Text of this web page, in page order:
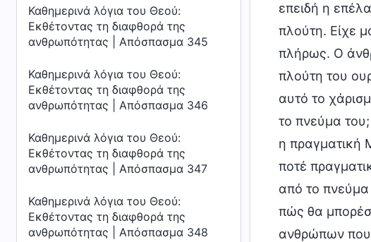
Καθημερινά λόγια του Θεού:
Εκθέτοντας τη διαφθορά της
ανθρωπότητας | Απόσπασμα 345
Καθημερινά λόγια του Θεού:
Εκθέτοντας τη διαφθορά της
ανθρωπότητας | Απόσπασμα 346
Καθημερινά λόγια του Θεού:
Εκθέτοντας τη διαφθορά της
ανθρωπότητας | Απόσπασμα 347
Καθημερινά λόγια του Θεού:
Εκθέτοντας τη διαφθορά της
ανθρωπότητας | Απόσπασμα 348
επειδή η
πλούτη. Είχε
πλήρως. Ο
πλούτη του
αυτό το
το πνεύμα του;
η πραγματική
ποτέ
από το
πώς θα
ανθρώπων που